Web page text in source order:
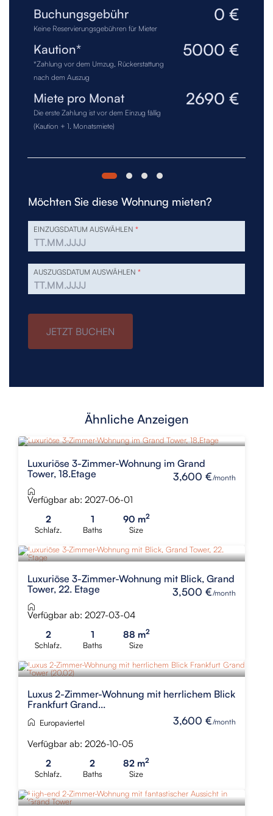
Buchungsgebühr 0 €
Keine Reservierungsgebühren für Mieter
Kaution* 5000 €
*Zahlung vor dem Umzug, Rückerstattung
nach dem Auszug
Miete pro Monat 2690 €
Die erste Zahlung ist vor dem Einzug fällig
(Kaution + 1. Monatsmiete)
Möchten Sie diese Wohnung mieten?
EINZUGSDATUM AUSWÄHLEN*
AUSZUGSDATUM AUSWÄHLEN*
JETZT BUCHEN
Ähnliche Anzeigen
3,600 €/month
Luxuriöse 3-Zimmer-Wohnung im Grand
Tower, 18.Etage
Verfügbar ab: 2027-06-01
2
Schlafz.
1
Baths
90 m2
Size
3,500 €/month
Luxuriöse 3-Zimmer-Wohnung mit Blick, Grand
Tower, 22. Etage
Verfügbar ab: 2027-03-04
2
Schlafz.
1
Baths
88 m2
Size
3,600 €/month
Luxus 2-Zimmer-Wohnung mit herrlichem Blick
Frankfurt Grand...
Europaviertel
Verfügbar ab: 2026-10-05
2
Schlafz.
2
Baths
82 m2
Size